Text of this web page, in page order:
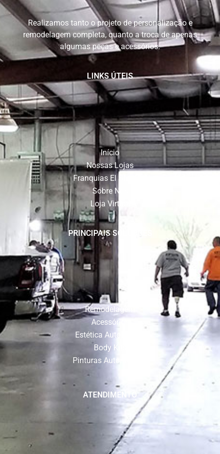
Realizamos tanto o projeto de personalização e
remodelagem completa, quanto a troca de apenas
algumas peças e acessórios.
LINKS ÚTEIS
Início
Nossas Lojas
Franquias El Shaddai
Sobre Nós
Loja Virtual
PRINCIPAIS SOLUÇÕES
Remodelagem
Acessórios
Estética Automotiva
Body Kits
Pinturas Automotivas
ATENDIMENTO